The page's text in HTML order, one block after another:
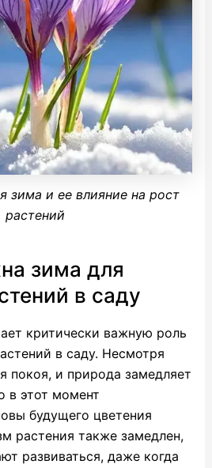
зима и ее влияние на рост
растений
зима для
в саду
критически важную роль
в саду. Несмотря
покоя, и природа замедляет
в этот момент
будущего цветения
растения также замедлен,
развиваться, даже когда